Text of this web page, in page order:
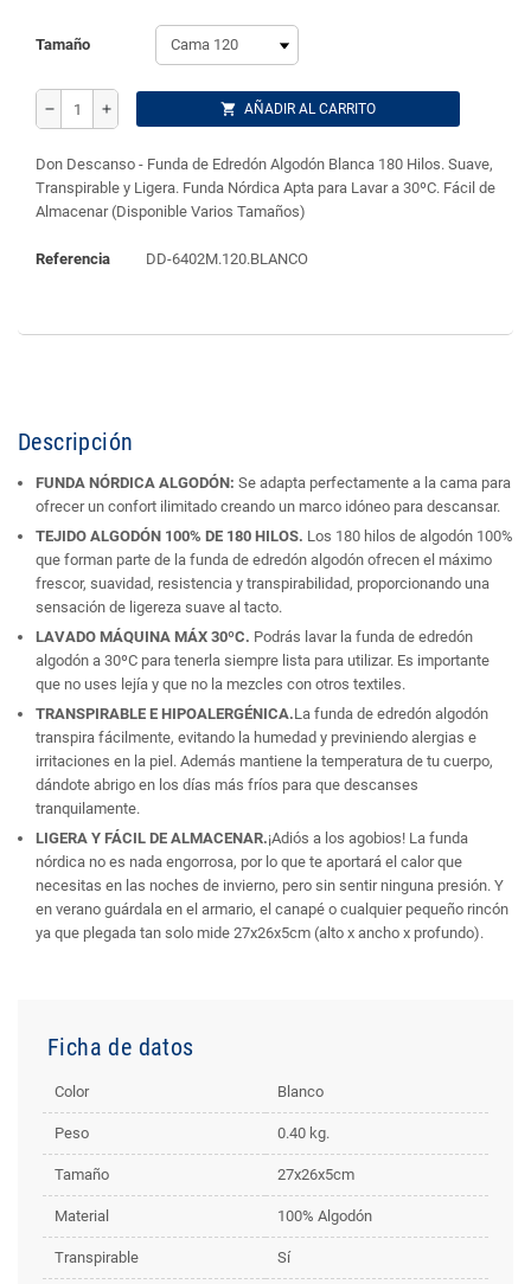
Tamaño
remove add shopping_cart AÑADIR AL CARRITO
Don Descanso - Funda de Edredón Algodón Blanca 180 Hilos. Suave,
Transpirable y Ligera. Funda Nórdica Apta para Lavar a 30ºC. Fácil de
Almacenar (Disponible Varios Tamaños)
Referencia DD-6402M.120.BLANCO
Descripción
FUNDA NÓRDICA ALGODÓN: Se adapta perfectamente a la cama para
ofrecer un confort ilimitado creando un marco idóneo para descansar.
TEJIDO ALGODÓN 100% DE 180 HILOS. Los 180 hilos de algodón 100%
que forman parte de la funda de edredón algodón ofrecen el máximo
frescor, suavidad, resistencia y transpirabilidad, proporcionando una
sensación de ligereza suave al tacto.
LAVADO MÁQUINA MÁX 30ºC. Podrás lavar la funda de edredón
algodón a 30ºC para tenerla siempre lista para utilizar. Es importante
que no uses lejía y que no la mezcles con otros textiles.
TRANSPIRABLE E HIPOALERGÉNICA.La funda de edredón algodón
transpira fácilmente, evitando la humedad y previniendo alergias e
irritaciones en la piel. Además mantiene la temperatura de tu cuerpo,
dándote abrigo en los días más fríos para que descanses
tranquilamente.
LIGERA Y FÁCIL DE ALMACENAR.¡Adiós a los agobios! La funda
nórdica no es nada engorrosa, por lo que te aportará el calor que
necesitas en las noches de invierno, pero sin sentir ninguna presión. Y
en verano guárdala en el armario, el canapé o cualquier pequeño rincón
ya que plegada tan solo mide 27x26x5cm (alto x ancho x profundo).
Ficha de datos
Color Blanco
Peso 0.40 kg.
Tamaño 27x26x5cm
Material 100% Algodón
Transpirable Sí